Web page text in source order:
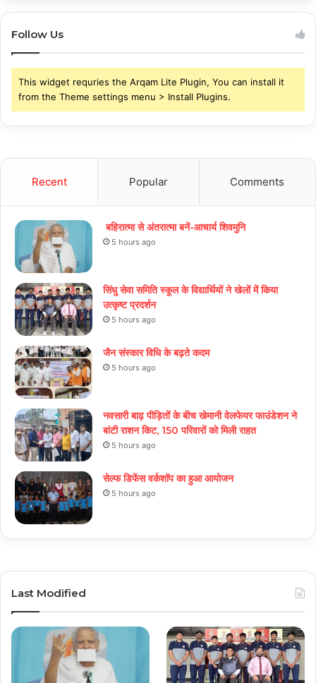
Follow Us
This widget requries the Arqam Lite Plugin, You can install it
from the Theme settings menu > Install Plugins.
Recent Popular Comments
बहिरात्मा से अंतरात्मा बनें-आचार्य शिवमुनि
5 hours ago
सिंधु सेवा समिति स्कूल के विद्यार्थियों ने खेलों में किया
उत्कृष्ट प्रदर्शन
5 hours ago
जैन संस्कार विधि के बढ़ते कदम
5 hours ago
नवसारी बाढ़ पीड़ितों के बीच खेमानी वेलफेयर फाउंडेशन ने
बांटी राशन किट, 150 परिवारों को मिली राहत
5 hours ago
सेल्फ डिफेंस वर्कशॉप का हुआ आयोजन
5 hours ago
Last Modified